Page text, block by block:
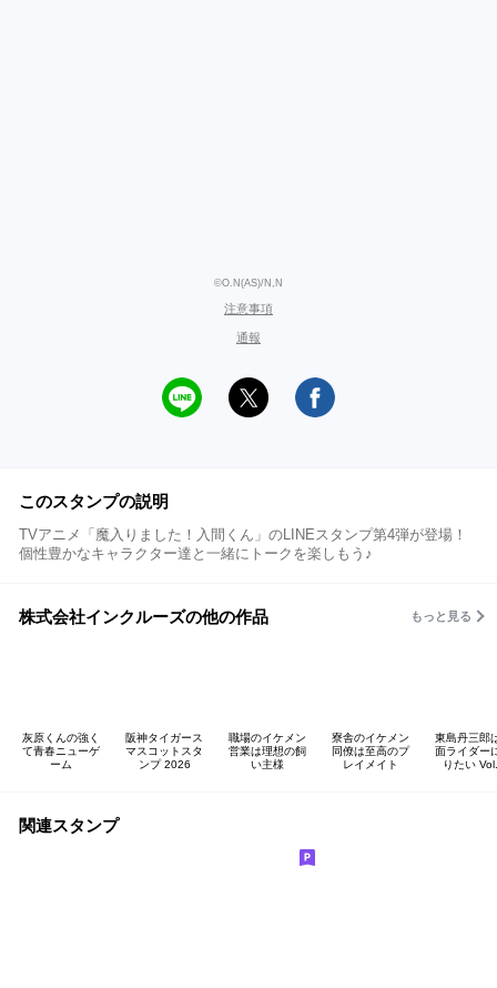
©O.N(AS)/N,N
注意事項
通報
このスタンプの説明
TVアニメ「魔入りました！入間くん」のLINEスタンプ第4弾が登場！
個性豊かなキャラクター達と一緒にトークを楽しもう♪
株式会社インクルーズの他の作品 もっと見る
灰原くんの強く
て青春ニューゲ
ーム
阪神タイガース
マスコットスタ
ンプ 2026
職場のイケメン
営業は理想の飼
い主様
寮舎のイケメン
同僚は至高のプ
レイメイト
東島丹三郎
面ライダー
りたい
関連スタンプ